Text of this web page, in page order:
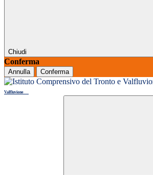
Chiudi
Conferma
Annulla Conferma
Valfluvione